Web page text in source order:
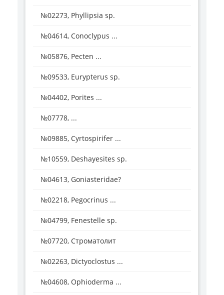
№02273, Phyllipsia sp.
№04614, Conoclypus ...
№05876, Pecten ...
№09533, Eurypterus sp.
№04402, Porites ...
№07778, ...
№09885, Cyrtospirifer ...
№10559, Deshayesites sp.
№04613, Goniasteridae?
№02218, Pegocrinus ...
№04799, Fenestelle sp.
№07720, Строматолит
№02263, Dictyoclostus ...
№04608, Ophioderma ...